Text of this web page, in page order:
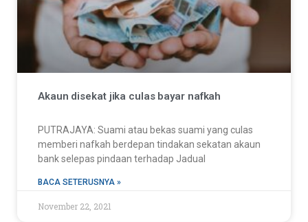
Akaun disekat jika culas bayar nafkah
PUTRAJAYA: Suami atau bekas suami yang culas
memberi nafkah berdepan tindakan sekatan akaun
bank selepas pindaan terhadap Jadual
BACA SETERUSNYA »
November 22, 2021